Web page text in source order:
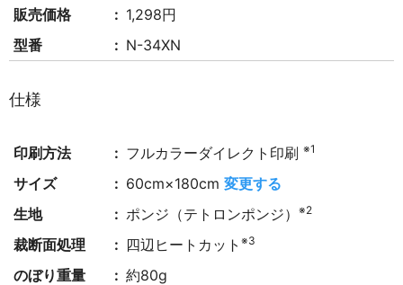
販売価格
1,298円
型番
N-34XN
仕様
印刷方法 フルカラーダイレクト印刷※1
サイズ 60cm×180cm変更する
生地
ポンジ（テトロンポンジ）※2
裁断面処理 四辺ヒートカット※3
のぼり重量
約80g